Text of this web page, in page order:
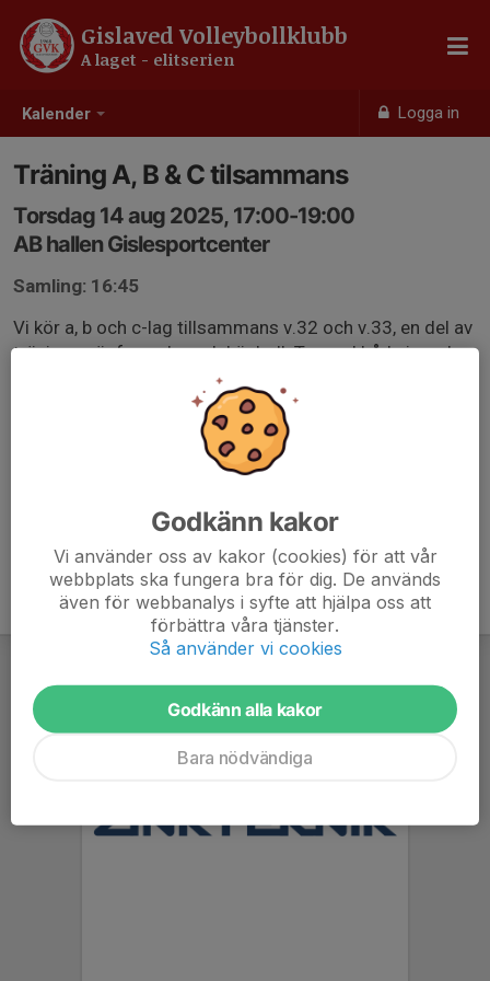
Kalender Logga in
Gislaved Volleybollklubb
A laget - elitserien
Träning A, B & C tilsammans
Torsdag 14 aug 2025, 17:00-19:00
AB hallen Gislesportcenter
Samling: 16:45
Vi kör a, b och c-lag tillsammans v.32 och v.33, en del av
träningen är fys och en del är boll. Ta med både inomhus
och utomhusskor, knäskydd och vattenflaska!
Vi informerar innan om det är samling vid röda huset
Godkänn kakor
Vi använder oss av kakor (cookies) för att vår
webbplats ska fungera bra för dig. De används
även för webbanalys i syfte att hjälpa oss att
förbättra våra tjänster.
Så använder vi cookies
Godkänn alla kakor
Bara nödvändiga